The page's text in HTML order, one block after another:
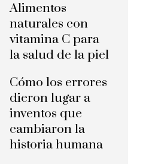
Alimentos
naturales con
vitamina C para
la salud de la piel
Cómo los errores
dieron lugar a
inventos que
cambiaron la
historia humana